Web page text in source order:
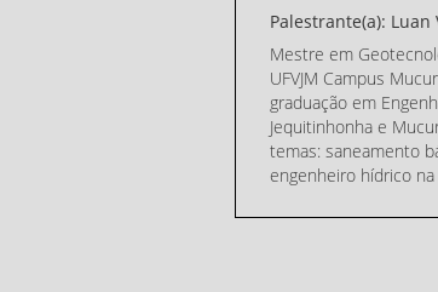
Palestrante(a): Luan
Mestre em
UFVJM Campus
graduação em
Jequitinhonha e
temas: saneamento
engenheiro hídrico na